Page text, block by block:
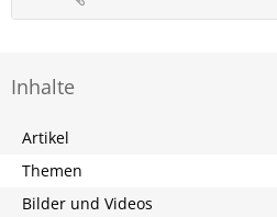
Inhalte
Artikel
Themen
Bilder und Videos